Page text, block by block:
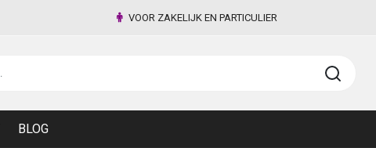
VOOR ZAKELIJK EN PARTICULIER
BLOG